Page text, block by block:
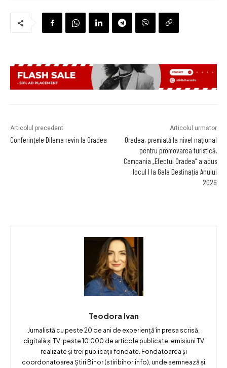
Articolul precedent
Conferințele Dilema revin la Oradea
Articolul următor
Oradea, premiată la nivel național
pentru promovarea turistică.
Campania „Efectul Oradea” a adus
locul I la Gala Destinația Anului
2026
Teodora Ivan
Jurnalistă cu peste 20 de ani de experiență în presa scrisă,
digitală și TV: peste 10.000 de articole publicate, emisiuni TV
realizate și trei publicații fondate. Fondatoarea și
coordonatoarea Știri Bihor (stiribihor.info), unde semnează și